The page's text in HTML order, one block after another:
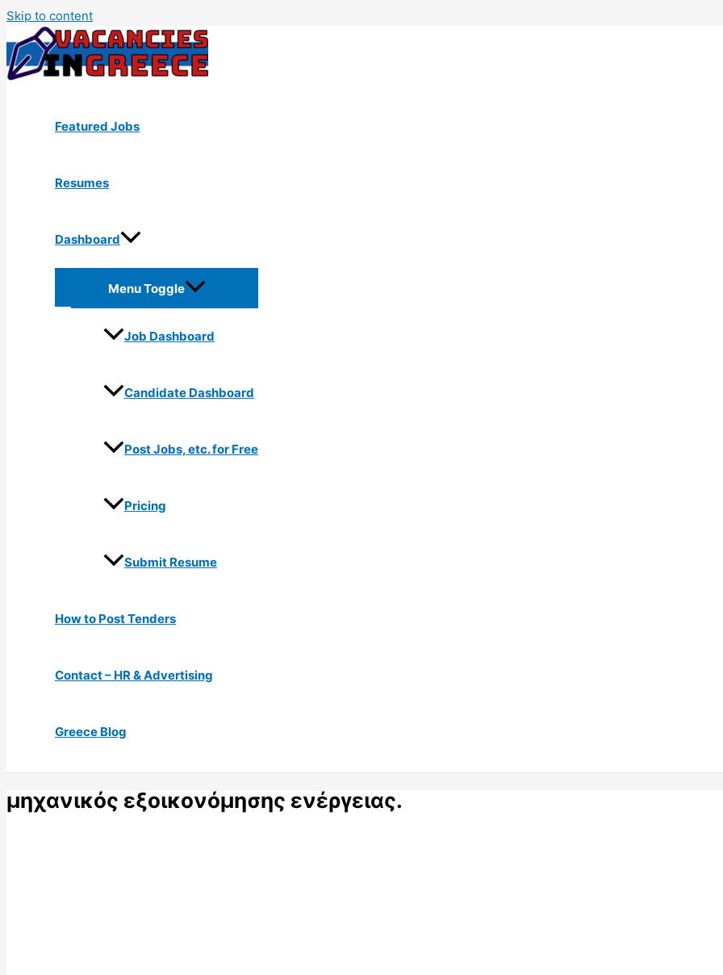
Skip to content
Featured Jobs
Resumes
Dashboard
Menu Toggle
Job Dashboard
Candidate Dashboard
Post Jobs, etc. for Free
Pricing
Submit Resume
How to Post Tenders
Contact – HR & Advertising
Greece Blog
μηχανικός εξοικονόμησης ενέργειας.